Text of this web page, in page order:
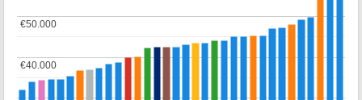
€40.000
€40.000
€50.000
€50.000